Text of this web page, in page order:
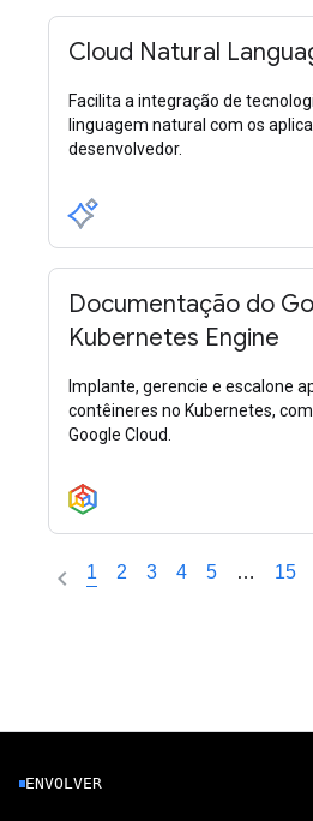
Cloud Natural
Facilita a integração de
linguagem natural com os
desenvolvedor.
Documentação do
Kubernetes Engine
Implante, gerencie e escalone
contêineres no Kubernetes,
Google Cloud.
1 2 3 4 5 … 15
ENVOLVER